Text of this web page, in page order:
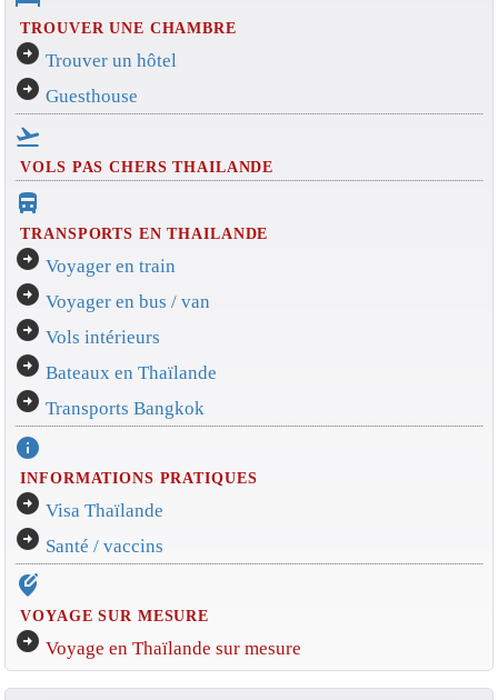
TROUVER UNE CHAMBRE
arrow_circle_right Trouver un hôtel
arrow_circle_right Guesthouse
flight_takeoff
VOLS PAS CHERS THAILANDE
directions_bus_filled
TRANSPORTS EN THAILANDE
arrow_circle_right Voyager en train
arrow_circle_right Voyager en bus / van
arrow_circle_right Vols intérieurs
arrow_circle_right Bateaux en Thaïlande
arrow_circle_right Transports Bangkok
info
INFORMATIONS PRATIQUES
arrow_circle_right Visa Thaïlande
arrow_circle_right Santé / vaccins
edit_location_alt
VOYAGE SUR MESURE
arrow_circle_right Voyage en Thaïlande sur mesure